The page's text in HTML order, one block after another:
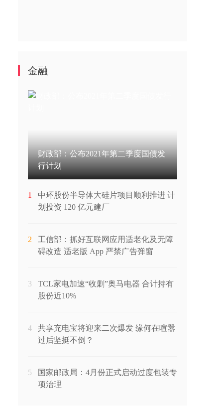
金融
财政部：公布2021年第二季度国债发
行计划
1
中环股份半导体大硅片项目顺利推进 计
划投资 120 亿元建厂
2
工信部：抓好互联网应用适老化及无障
碍改造 适老版 App 严禁广告弹窗
3
TCL家电加速“收剿”奥马电器 合计持有
股份近10%
4
共享充电宝将迎来二次爆发 缘何在喧嚣
过后坚挺不倒？
5
国家邮政局：4月份正式启动过度包装专
项治理